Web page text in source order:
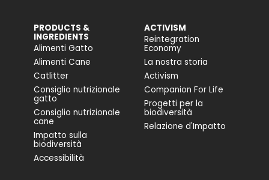
PRODUCTS &
INGREDIENTS
Alimenti Gatto
Alimenti Cane
Catlitter
Consiglio nutrizionale
gatto
Consiglio nutrizionale
cane
Impatto sulla
biodiversità
Accessibilità
ACTIVISM
Reintegration
Economy
La nostra storia
Activism
Companion For Life
Progetti per la
biodiversità
Relazione d'Impatto